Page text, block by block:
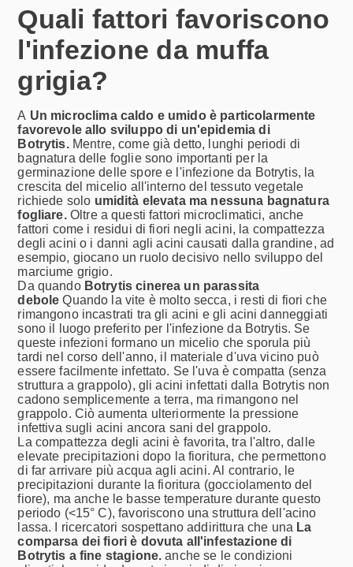
Quali fattori favoriscono
l'infezione da muffa
grigia?
A Un microclima caldo e umido è particolarmente
favorevole allo sviluppo di un'epidemia di
Botrytis.Mentre, come già detto, lunghi periodi di
bagnatura delle foglie sono importanti per la
germinazione delle spore e l'infezione da Botrytis, la
crescita del micelio all'interno del tessuto vegetale
richiede solo umidità elevata ma nessuna bagnatura
fogliare.Oltre a questi fattori microclimatici, anche
fattori come i residui di fiori negli acini, la compattezza
degli acini o i danni agli acini causati dalla grandine, ad
esempio, giocano un ruolo decisivo nello sviluppo del
marciume grigio.
Da quando Botrytis cinerea un parassita
debole Quando la vite è molto secca, i resti di fiori che
rimangono incastrati tra gli acini e gli acini danneggiati
sono il luogo preferito per l'infezione da Botrytis. Se
queste infezioni formano un micelio che sporula più
tardi nel corso dell'anno, il materiale d'uva vicino può
essere facilmente infettato. Se l'uva è compatta (senza
struttura a grappolo), gli acini infettati dalla Botrytis non
cadono semplicemente a terra, ma rimangono nel
grappolo. Ciò aumenta ulteriormente la pressione
infettiva sugli acini ancora sani del grappolo.
La compattezza degli acini è favorita, tra l'altro, dalle
elevate precipitazioni dopo la fioritura, che permettono
di far arrivare più acqua agli acini. Al contrario, le
precipitazioni durante la fioritura (gocciolamento del
fiore), ma anche le basse temperature durante questo
periodo (<15° C), favoriscono una struttura dell'acino
lassa. I ricercatori sospettano addirittura che una La
comparsa dei fiori è dovuta all'infestazione di
Botrytis a fine stagione. anche se le condizioni